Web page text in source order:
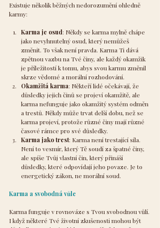
Existuje několik běžných nedorozumění ohledně
karmy:
Karma je osud: Někdy se karma mylně chápe
jako nevyhnutelný osud, který nemůžeš
změnit. To však není pravda. Karma Ti dává
zpětnou vazbu na Tvé činy, ale každý okamžik
je příležitostí k tomu, abys svou karmu změnil
skrze vědomé a morální rozhodování.
Okamžitá karma: Někteří lidé očekávají, že
důsledky jejich činů se projeví okamžitě, ale
karma nefunguje jako okamžitý systém odměn
a trestů. Někdy může trvat delší dobu, než se
karma projeví, protože různé činy mají různé
časové rámce pro své důsledky.
Karma jako trest: Karma není trestající síla.
Není to vesmír, který Tě soudí za špatné činy,
ale spíše Tvůj vlastní čin, který přináší
důsledky, které odpovídají jeho povaze. Je to
energetický zákon, ne morální soud.
Karma a svobodná vůle
Karma funguje v rovnováze s Tvou svobodnou vůlí.
I když některé Tvé životní zkušenosti mohou být